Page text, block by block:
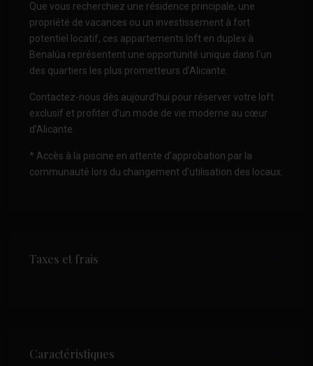
Que vous recherchiez une résidence principale, une
propriété de vacances ou un investissement à fort
potentiel locatif, ces appartements loft en duplex à
Benalúa représentent une opportunité unique dans l’un
des quartiers les plus prometteurs d’Alicante.
Contactez-nous dès aujourd’hui pour réserver votre loft
exclusif et profiter d’un mode de vie moderne au cœur
d’Alicante.
* Accès à la piscine en attente d’approbation par la
communauté lors du changement d’utilisation des locaux.
Taxes et frais
Caractéristiques